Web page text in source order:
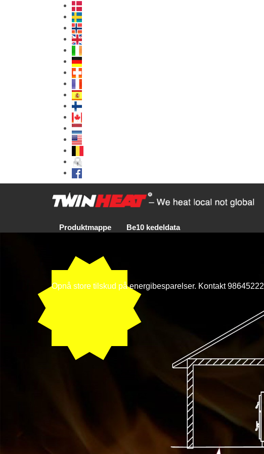
Produktmappe Be10 kedeldata
Opnå store tilskud på energibesparelser. Kontakt 98645222